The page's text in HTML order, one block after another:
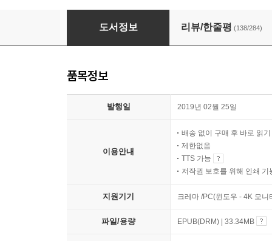
도서정보 리뷰/한줄평 (138/284)
품목정보
발행일 2019년 02월 25일
이용안내
배송 없이 구매 후 바로 읽기
제한없음
TTS 가능
저작권 보호를 위해 인쇄 기
지원기기 크레마 /PC(윈도우 - 4K 모
파일/용량 EPUB(DRM) | 33.34MB